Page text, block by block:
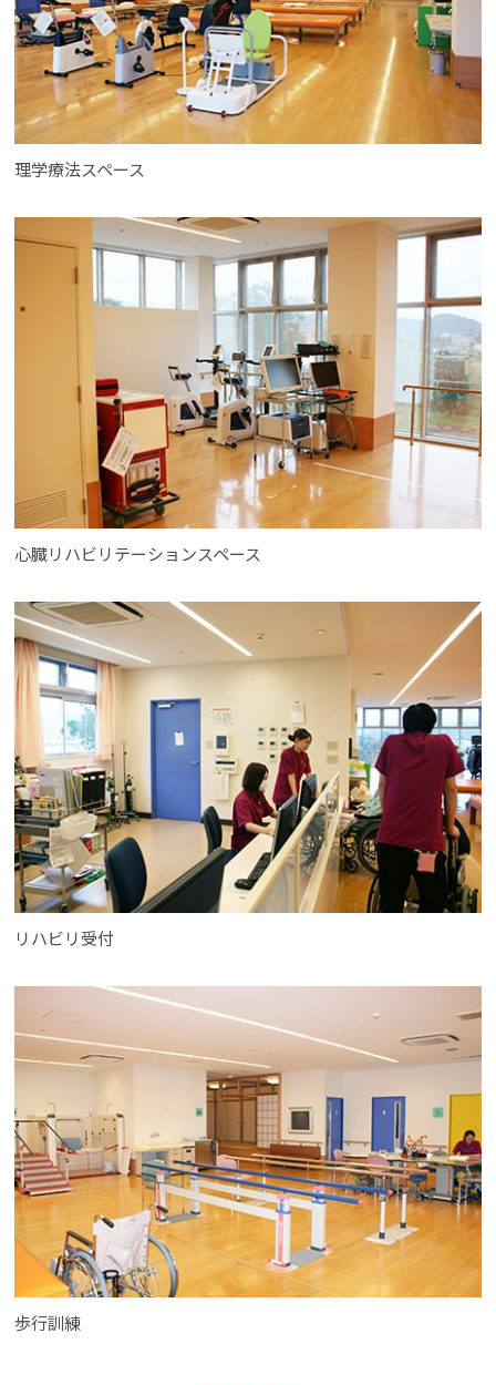
理学療法スペース
心臓リハビリテーションスペース
リハビリ受付
歩行訓練